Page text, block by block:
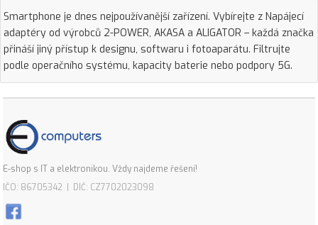
Smartphone je dnes nejpoužívanější zařízení. Vybírejte z Napájecí
adaptéry od výrobců 2-POWER, AKASA a ALIGATOR – každá značka
přináší jiný přístup k designu, softwaru i fotoaparátu. Filtrujte
podle operačního systému, kapacity baterie nebo podpory 5G.
E-shop s IT a elektronikou. Vždy najdeme řešení!
IČO: 86705342 | DIČ: CZ7702023098